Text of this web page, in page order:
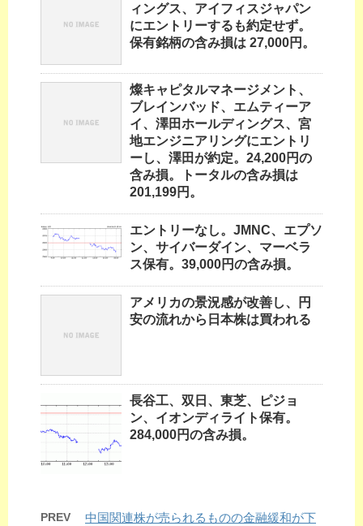
ィングス、アイフィスジャパン
にエントリーするも約定せず。
保有銘柄の含み損は 27,000円。
燦キャピタルマネージメント、
ブレインバッド、エムティーア
イ、澤田ホールディングス、宮
地エンジニアリングにエントリ
ーし、澤田が約定。24,200円の
含み損。トータルの含み損は
201,199円。
エントリーなし。JMNC、エプソ
ン、サイバーダイン、マーベラ
ス保有。39,000円の含み損。
アメリカの景況感が改善し、円
安の流れから日本株は買われる
長谷工、双日、東芝、ピジョ
ン、イオンディライト保有。
284,000円の含み損。
PREV
中国関連株が売られるものの金融緩和が下